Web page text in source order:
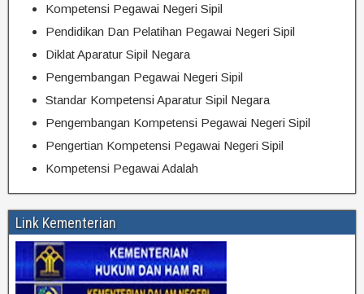
Kompetensi Pegawai Negeri Sipil
Pendidikan Dan Pelatihan Pegawai Negeri Sipil
Diklat Aparatur Sipil Negara
Pengembangan Pegawai Negeri Sipil
Standar Kompetensi Aparatur Sipil Negara
Pengembangan Kompetensi Pegawai Negeri Sipil
Pengertian Kompetensi Pegawai Negeri Sipil
Kompetensi Pegawai Adalah
Link Kementerian